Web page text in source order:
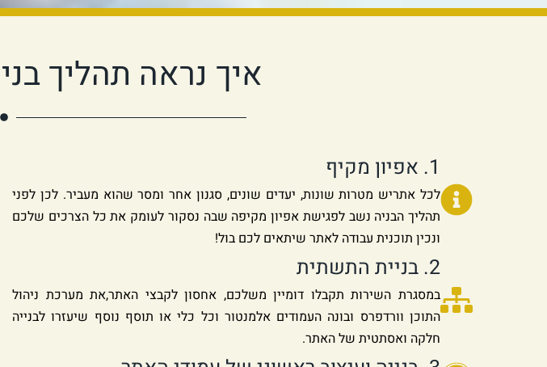
איך נראה תהליך
1. אפיון מקיף
לכל אתריש מטרות שונות, יעדים שונים, סגנון אחר ומסר שהוא מעביר. לכן לפני
תהליך הבניה נשב לפגישת אפיון מקיפה שבה נסקור לעומק את כל הצרכים שלכם
ונכין תוכנית עבודה לאתר שיתאים לכם בול!
2. בניית התשתית
במסגרת השירות תקבלו דומיין משלכם, אחסון לקבצי האתר,את מערכת ניהול
התוכן וורדפרס ובונה העמודים אלמנטור וכל כלי או תוסף נוסף שיעזרו לבנייה
חלקה ואסתטית של האתר.